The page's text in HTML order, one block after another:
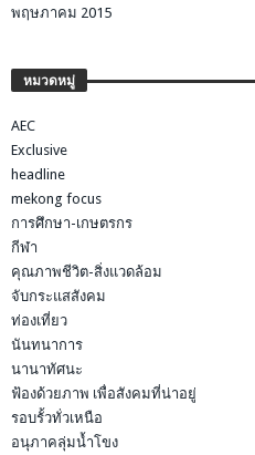
พฤษภาคม 2015
หมวดหมู่
AEC
Exclusive
headline
mekong focus
การศึกษา-เกษตรกร
กีฬา
คุณภาพชีวิต-สิ่งแวดล้อม
จับกระแสสังคม
ท่องเที่ยว
นันทนาการ
นานาทัศนะ
ฟ้องด้วยภาพ เพื่อสังคมที่น่าอยู่
รอบรั้วทั่วเหนือ
อนุภาคลุ่มน้ำโขง